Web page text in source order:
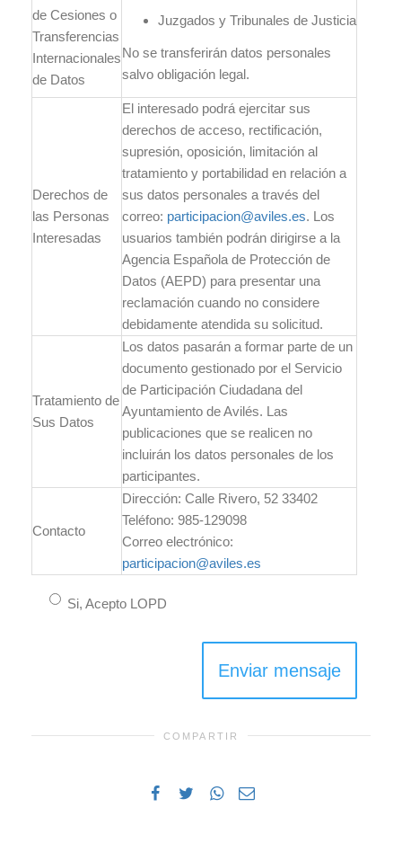
de Cesiones o
Transferencias
Internacionales
de Datos
Juzgados y Tribunales de Justicia
No se transferirán datos personales
salvo obligación legal.
Derechos de
las Personas
Interesadas
El interesado podrá ejercitar sus
derechos de acceso, rectificación,
supresión, oposición, limitación al
tratamiento y portabilidad en relación a
sus datos personales a través del
correo: participacion@aviles.es. Los
usuarios también podrán dirigirse a la
Agencia Española de Protección de
Datos (AEPD) para presentar una
reclamación cuando no considere
debidamente atendida su solicitud.
Tratamiento de
Sus Datos
Los datos pasarán a formar parte de un
documento gestionado por el Servicio
de Participación Ciudadana del
Ayuntamiento de Avilés. Las
publicaciones que se realicen no
incluirán los datos personales de los
participantes.
Contacto
Dirección: Calle Rivero, 52 33402
Teléfono: 985-129098
Correo electrónico:
participacion@aviles.es
aceptoSi, Acepto LOPD
COMPARTIR